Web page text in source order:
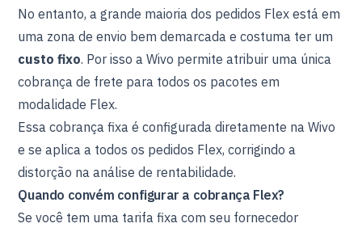
No entanto, a grande maioria dos pedidos Flex está em
uma zona de envio bem demarcada e costuma ter um
custo fixo. Por isso a Wivo permite atribuir uma única
cobrança de frete para todos os pacotes em
modalidade Flex.
Essa cobrança fixa é configurada diretamente na Wivo
e se aplica a todos os pedidos Flex, corrigindo a
distorção na análise de rentabilidade.
Quando convém configurar a cobrança Flex?
Se você tem uma tarifa fixa com seu fornecedor